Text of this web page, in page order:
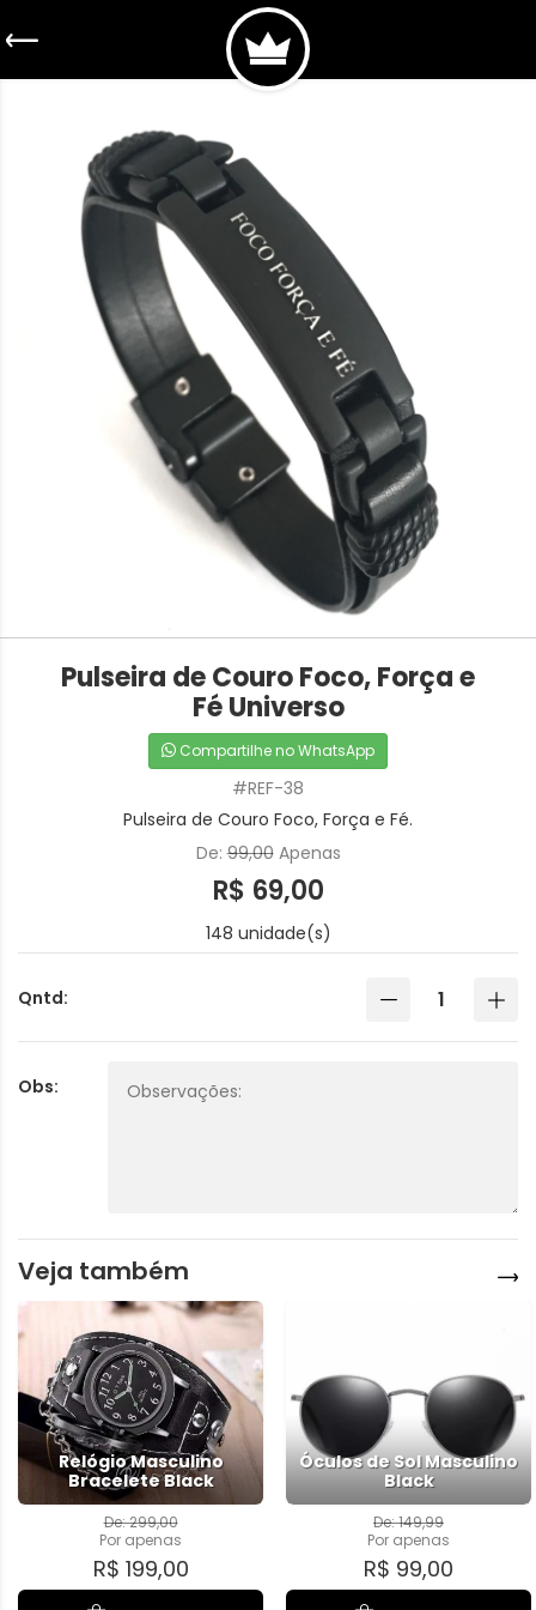
Pulseira de Couro Foco, Força e
Fé Universo
Compartilhe no WhatsApp
#REF-38
Pulseira de Couro Foco, Força e Fé.
De:99,00Apenas
R$ 69,00
148 unidade(s)
Qntd:
Obs:
Veja também
Relógio Masculino
Bracelete Black
De: 299,00
Por apenas
R$ 199,00
Óculos de Sol Masculino
Black
De: 149,99
Por apenas
R$ 99,00